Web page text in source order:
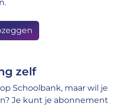
zelf
Schoolbank, maar wil je
Je kunt je abonnement